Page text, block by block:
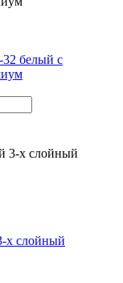
белый с
х слойный